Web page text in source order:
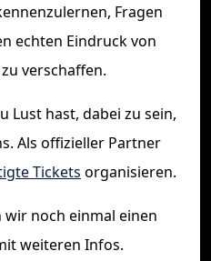
Fragen
echten Eindruck von
verschaffen.
Lust hast, dabei zu sein,
Als offizieller Partner
Tickets organisieren.
noch einmal einen
weiteren Infos.